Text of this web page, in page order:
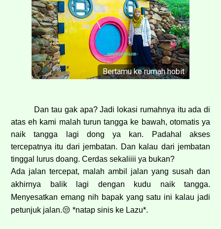
Bertamu ke rumah hobit
Dan tau gak apa? Jadi lokasi rumahnya itu ada di
atas eh kami malah turun tangga ke bawah, otomatis ya
naik tangga lagi dong ya kan. Padahal akses
tercepatnya itu dari jembatan. Dan kalau dari jembatan
tinggal lurus doang. Cerdas sekaliiii ya bukan?
Ada jalan tercepat, malah ambil jalan yang susah dan
akhirnya balik lagi dengan kudu naik tangga.
Menyesatkan emang nih bapak yang satu ini kalau jadi
petunjuk jalan.😒 *natap sinis ke Lazu*.